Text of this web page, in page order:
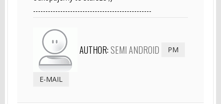
------------------------------------------------
AUTHOR:SEMI ANDROID PM
E-MAIL